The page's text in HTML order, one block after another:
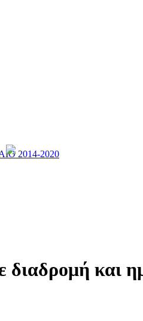
2014-2020
διαδρομή και